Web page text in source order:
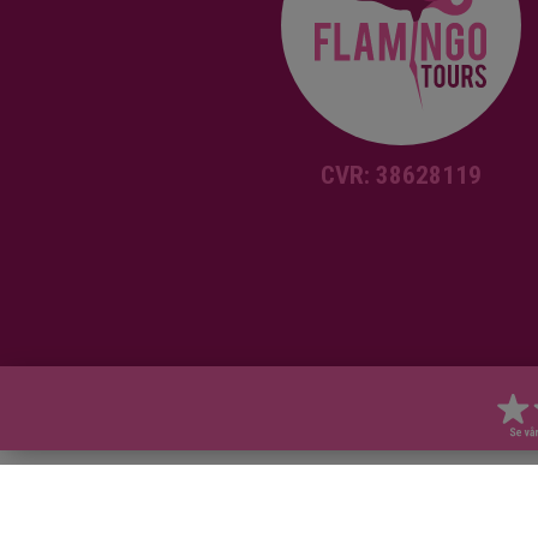
hotellet ditt i Hoi An by og tar deg
rundt i Hoi An for å prøve noen av de
spesielle matvarene som er svært
berømte i Hoi An, og som er listet opp
Banh My
Banh Khot
CVR: 38628119